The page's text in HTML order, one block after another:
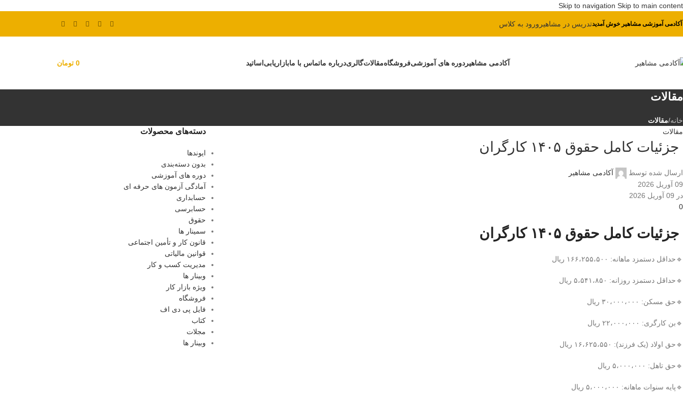
Skip to navigation Skip to main content
پیش ثبت نام دوره بهای تمام شده
آکادمی آموزشی مشاهیر خوش آمدیدتدریس در مشاهیر ورود به کلاس
آکادمی مشاهیر دوره های آموزشیفروشگاهمقالاتگالریدرباره ماتماس با مابازاریابیاساتید 0 تومان
مقالات
خانه/مقالات
مقالات
جزئیات کامل حقوق ۱۴۰۵ کارگران
ارسال شده توسط
آکادمی مشاهیر
09 آوریل 2026
در 09 آوریل 2026
0
جزئیات کامل حقوق ۱۴۰۵ کارگران
🔹حداقل دستمزد ماهانه: ۱۶۶،۲۵۵،۵۰۰ ریال
🔹حداقل دستمزد روزانه: ۵،۵۴۱،۸۵۰ ریال
🔹حق مسکن: ۳۰،۰۰۰،۰۰۰ ریال
🔹بن کارگری: ۲۲،۰۰۰،۰۰۰ ریال
🔹حق اولاد (یک فرزند): ۱۶،۶۲۵،۵۵۰ ریال
🔹حق تاهل: ۵،۰۰۰،۰۰۰ ریال
🔹پایه سنوات ماهانه: ۵،۰۰۰،۰۰۰ ریال
دسته‌های محصولات
ایوندها
بدون دسته‌بندی
دوره های آموزشی
آمادگی آزمون های حرفه ای
حسابداری
حسابرسی
حقوق
سمینار ها
قانون کار و تأمین اجتماعی
قوانین مالیاتی
مدیریت کسب و کار
وبینار ها
ویژه بازار کار
فروشگاه
فایل پی دی اف
کتاب
مجلات
وبینار ها